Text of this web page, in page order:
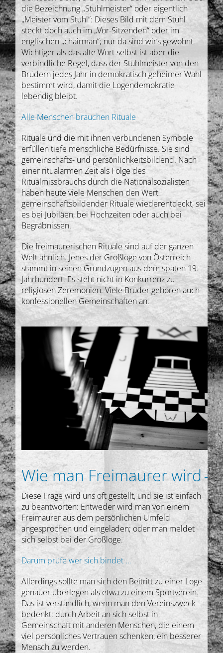
die Bezeichnung „Stuhlmeister“ oder eigentlich
„Meister vom Stuhl“: Dieses Bild mit dem Stuhl
steckt doch auch im „Vor-Sitzenden“ oder im
englischen „chairman“; nur da sind wir’s gewohnt.
Wichtiger als das alte Wort selbst ist aber die
verbindliche Regel, dass der Stuhlmeister von den
Brüdern jedes Jahr in demokratisch geheimer Wahl
bestimmt wird, damit die Logendemokratie
lebendig bleibt.
Alle Menschen brauchen Rituale
Rituale und die mit ihnen verbundenen Symbole
erfüllen tiefe menschliche Bedürfnisse. Sie sind
gemeinschafts- und persönlichkeitsbildend. Nach
einer ritualarmen Zeit als Folge des
Ritualmissbrauchs durch die Nationalsozialisten
haben heute viele Menschen den Wert
gemeinschaftsbildender Rituale wiederentdeckt, sei
es bei Jubiläen, bei Hochzeiten oder auch bei
Begräbnissen.
Die freimaurerischen Rituale sind auf der ganzen
Welt ähnlich. Jenes der Großloge von Österreich
stammt in seinen Grundzügen aus dem späten 19.
Jahrhundert. Es steht nicht in Konkurrenz zu
religiösen Zeremonien. Viele Brüder gehören auch
konfessionellen Gemeinschaften an.
Wie man Freimaurer wird
Diese Frage wird uns oft gestellt, und sie ist einfach
zu beantworten: Entweder wird man von einem
Freimaurer aus dem persönlichen Umfeld
angesprochen und eingeladen; oder man meldet
sich selbst bei der Großloge.
Darum prüfe wer sich bindet …
Allerdings sollte man sich den Beitritt zu einer Loge
genauer überlegen als etwa zu einem Sportverein.
Das ist verständlich, wenn man den Vereinszweck
bedenkt: durch Arbeit an sich selbst in
Gemeinschaft mit anderen Menschen, die einem
viel persönliches Vertrauen schenken, ein besserer
Mensch zu werden.